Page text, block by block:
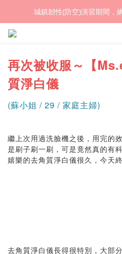
(熱銷加開優惠) 限時滿額
城鎮韌性(防空)演習期間，
(熱銷加開優惠) 限時滿
再次被收服～ 【
質淨白儀
(蘇小姐 / 29 / 家庭主婦)
繼上次用過洗臉機之後，用完的
是刷子刷一刷，可是竟然真的有
嬉樂的去角質淨白儀很久，今天
去角質淨白儀長得很特別，大部